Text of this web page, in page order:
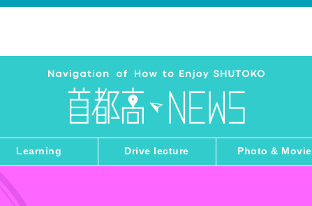
Learning Drive lecture Photo & Movie